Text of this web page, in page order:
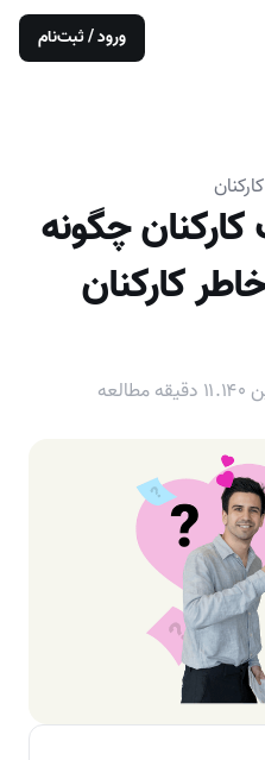
ورود / ثبت‌نام
چگونه
کارکنان
.۱۱ دقیقه مطالعه